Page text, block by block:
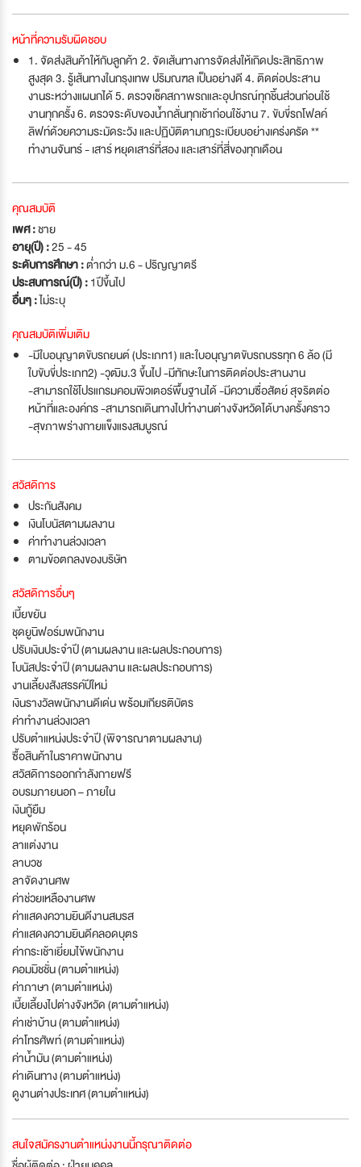
หน้าที่ความรับผิดชอบ
1. จัดส่งสินค้าให้กับลูกค้า 2. จัดเส้นทางการจัดส่งให้เกิดประสิทธิภาพ
สูงสุด 3. รู้เส้นทางในกรุงเทพ ปริมณฑล เป็นอย่างดี 4. ติดต่อประสาน
งานระหว่างแผนกได้ 5. ตรวจเช็คสภาพรถและอุปกรณ์ทุกชิ้นส่วนก่อนใช้
งานทุกครั้ง 6. ตรวจระดับของน้ำกลั่นทุกเช้าก่อนใช้งาน 7. ขับขี่รถโฟลค์
ลิฟท์ด้วยความระมัดระวัง และปฏิบัติตามกฎระเบียบอย่างเคร่งครัด **
ทำงานจันทร์ - เสาร์ หยุดเสาร์ที่สอง และเสาร์ที่สี่ของทุกเดือน
คุณสมบัติ
เพศ :ชาย
อายุ(ปี) :25 - 45
ระดับการศึกษา :ต่ำกว่า ม.6 - ปริญญาตรี
ประสบการณ์(ปี) :1ปีขึ้นไป
อื่นๆ :ไม่ระบุ
คุณสมบัติเพิ่มเติม
-มีใบอนุญาตขับรถยนต์ (ประเภท1) และใบอนุญาตขับรถบรรทุก 6 ล้อ (มี
ใบขับขี่ประเภท2) -วุฒิม.3 ขึ้นไป -มีทักษะในการติดต่อประสานงาน
-สามารถใช้โปรแกรมคอมพิวเตอร์พื้นฐานได้ -มีความซื่อสัตย์ สุจริตต่อ
หน้าที่และองค์กร -สามารถเดินทางไปทำงานต่างจังหวัดได้บางครั้งคราว
-สุขภาพร่างกายแข็งแรงสมบูรณ์
สวัสดิการ
ประกันสังคม
เงินโบนัสตามผลงาน
ค่าทำงานล่วงเวลา
ตามข้อตกลงของบริษัท
สวัสดิการอื่นๆ
เบี้ยขยัน
ชุดยูนิฟอร์มพนักงาน
ปรับเงินประจำปี (ตามผลงาน และผลประกอบการ)
โบนัสประจำปี (ตามผลงาน และผลประกอบการ)
งานเลี้ยงสังสรรค์ปีใหม่
เงินรางวัลพนักงานดีเด่น พร้อมเกียรติบัตร
ค่าทำงานล่วงเวลา
ปรับตำแหน่งประจำปี (พิจารณาตามผลงาน)
ซื้อสินค้าในราคาพนักงาน
สวัสดิการออกกำลังกายฟรี
อบรมภายนอก – ภายใน
เงินกู้ยืม
หยุดพักร้อน
ลาแต่งงาน
ลาบวช
ลาจัดงานศพ
ค่าช่วยเหลืองานศพ
ค่าแสดงความยินดีงานสมรส
ค่าแสดงความยินดีคลอดบุตร
ค่ากระเช้าเยี่ยมไข้พนักงาน
คอมมิชชั่น (ตามตำแหน่ง)
ค่าภาษา (ตามตำแหน่ง)
เบี้ยเลี้ยงไปต่างจังหวัด (ตามตำแหน่ง)
ค่าเช่าบ้าน (ตามตำแหน่ง)
ค่าโทรศัพท์ (ตามตำแหน่ง)
ค่าน้ำมัน (ตามตำแหน่ง)
ค่าเดินทาง (ตามตำแหน่ง)
ดูงานต่างประเทศ (ตามตำแหน่ง)
สนใจสมัครงานตำแหน่งงานนี้กรุณาติดต่อ